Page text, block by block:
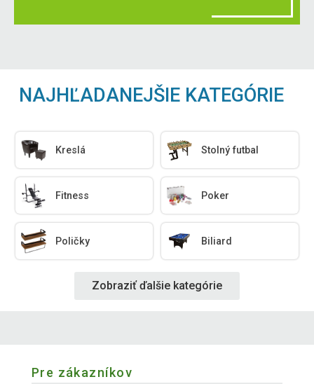
NAJHĽADANEJŠIE KATEGÓRIE
Kreslá Stolný futbal
Fitness Poker
Poličky Biliard
Zobraziť ďalšie kategórie
Pre zákazníkov